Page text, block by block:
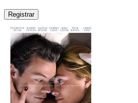
Registrar